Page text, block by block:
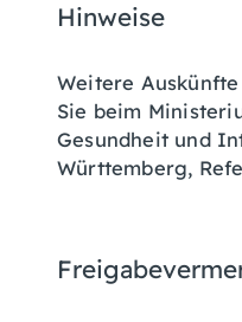
Hinweise
Weitere
Sie beim
Gesundheit und
Württemberg,